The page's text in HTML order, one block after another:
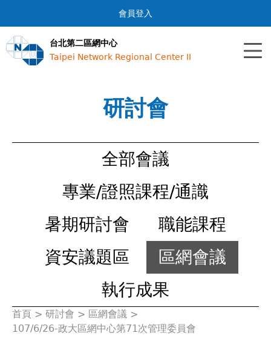
Jump to navigation
會員登入
台北第二區網中心
Taipei Network Regional Center II
研討會
全部會議
專業/證照課程/通識
暑期研討會
職能課程
資安議題區
區網會議
執行成果
您
首頁 > 研討會 > 區網會議 >
107/6/26-政大區網中心第71次管理委員會